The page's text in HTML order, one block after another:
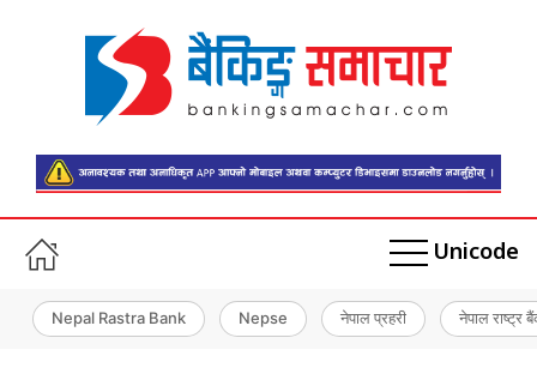
Unicode
Nepal Rastra Bank Nepse नेपाल प्रहरी नेपाल राष्ट्र